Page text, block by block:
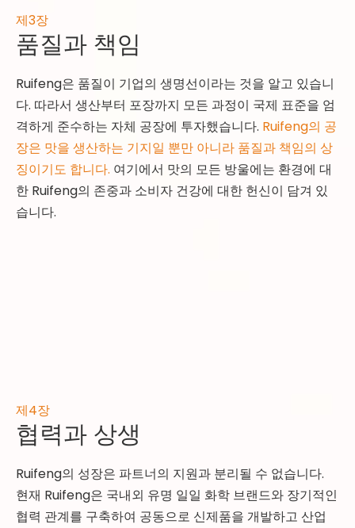
제3장
품질과 책임
Ruifeng은 품질이 기업의 생명선이라는 것을 알고 있습니
다. 따라서 생산부터 포장까지 모든 과정이 국제 표준을 엄
격하게 준수하는 자체 공장에 투자했습니다. Ruifeng의 공
장은 맛을 생산하는 기지일 뿐만 아니라 품질과 책임의 상
징이기도 합니다. 여기에서 맛의 모든 방울에는 환경에 대
한 Ruifeng의 존중과 소비자 건강에 대한 헌신이 담겨 있
습니다.
제4장
협력과 상생
Ruifeng의 성장은 파트너의 지원과 분리될 수 없습니다.
현재 Ruifeng은 국내외 유명 일일 화학 브랜드와 장기적인
협력 관계를 구축하여 공동으로 신제품을 개발하고 산업